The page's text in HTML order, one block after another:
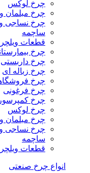
چرخ لوکس
چرخ مبلمان
چرخ نساجی
ساچمه
قطعات ویلچر
چرخ
چرخ داربستی
چرخ زباله ای
چرخ
چرخ فرغونی
چرخ
چرخ لوکس
چرخ مبلمان
چرخ نساجی
ساچمه
قطعات ویلچر
انواع چرخ صنعتی